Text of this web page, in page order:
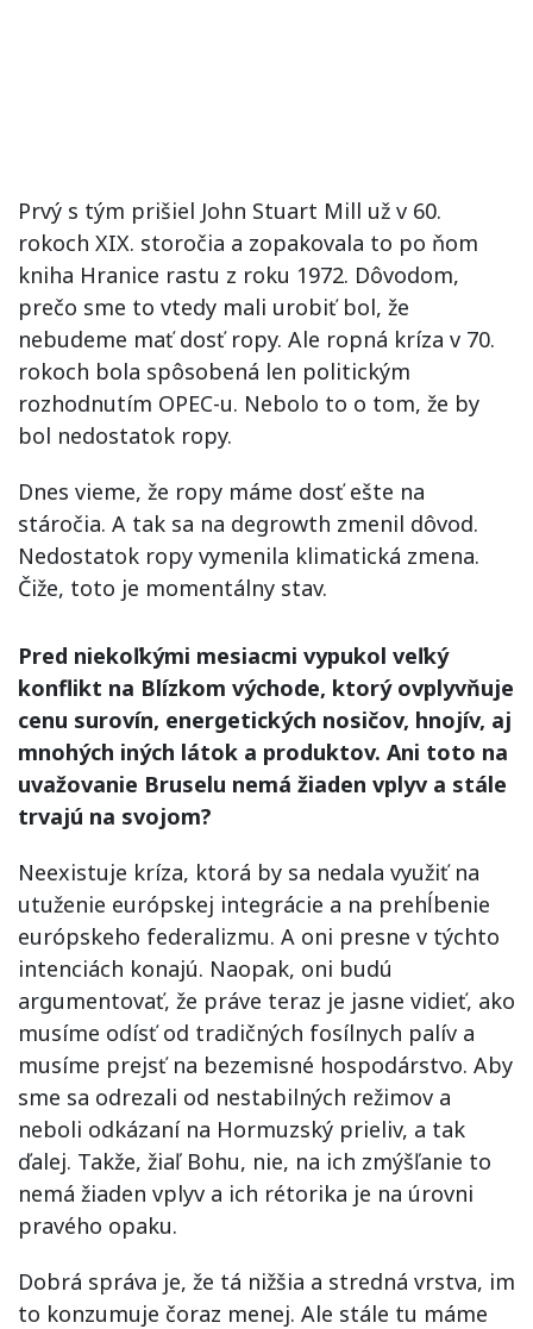
Prvý s tým prišiel John Stuart Mill už v 60.
rokoch XIX. storočia a zopakovala to po ňom
kniha Hranice rastu z roku 1972. Dôvodom,
prečo sme to vtedy mali urobiť bol, že
nebudeme mať dosť ropy. Ale ropná kríza v 70.
rokoch bola spôsobená len politickým
rozhodnutím OPEC-u. Nebolo to o tom, že by
bol nedostatok ropy.
Dnes vieme, že ropy máme dosť ešte na
stáročia. A tak sa na degrowth zmenil dôvod.
Nedostatok ropy vymenila klimatická zmena.
Čiže, toto je momentálny stav.
Pred niekoľkými mesiacmi vypukol veľký
konflikt na Blízkom východe, ktorý ovplyvňuje
cenu surovín, energetických nosičov, hnojív, aj
mnohých iných látok a produktov. Ani toto na
uvažovanie Bruselu nemá žiaden vplyv a stále
trvajú na svojom?
Neexistuje kríza, ktorá by sa nedala využiť na
utuženie európskej integrácie a na prehĺbenie
európskeho federalizmu. A oni presne v týchto
intenciách konajú. Naopak, oni budú
argumentovať, že práve teraz je jasne vidieť, ako
musíme odísť od tradičných fosílnych palív a
musíme prejsť na bezemisné hospodárstvo. Aby
sme sa odrezali od nestabilných režimov a
neboli odkázaní na Hormuzský prieliv, a tak
ďalej. Takže, žiaľ Bohu, nie, na ich zmýšľanie to
nemá žiaden vplyv a ich rétorika je na úrovni
pravého opaku.
Dobrá správa je, že tá nižšia a stredná vrstva, im
to konzumuje čoraz menej. Ale stále tu máme